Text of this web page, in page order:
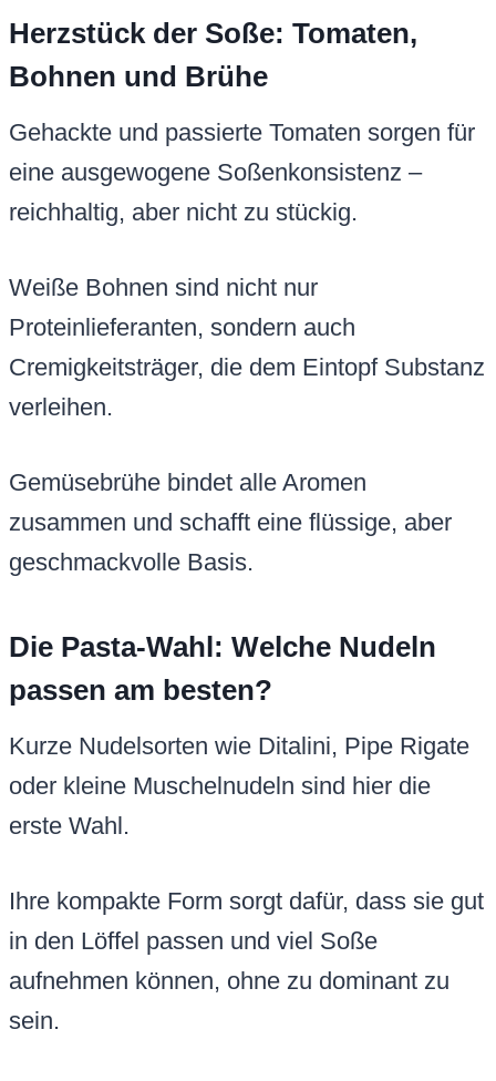
Herzstück der Soße: Tomaten,
Bohnen und Brühe
Gehackte und passierte Tomaten sorgen für
eine ausgewogene Soßenkonsistenz –
reichhaltig, aber nicht zu stückig.
Weiße Bohnen sind nicht nur
Proteinlieferanten, sondern auch
Cremigkeitsträger, die dem Eintopf Substanz
verleihen.
Gemüsebrühe bindet alle Aromen
zusammen und schafft eine flüssige, aber
geschmackvolle Basis.
Die Pasta-Wahl: Welche Nudeln
passen am besten?
Kurze Nudelsorten wie Ditalini, Pipe Rigate
oder kleine Muschelnudeln sind hier die
erste Wahl.
Ihre kompakte Form sorgt dafür, dass sie gut
in den Löffel passen und viel Soße
aufnehmen können, ohne zu dominant zu
sein.